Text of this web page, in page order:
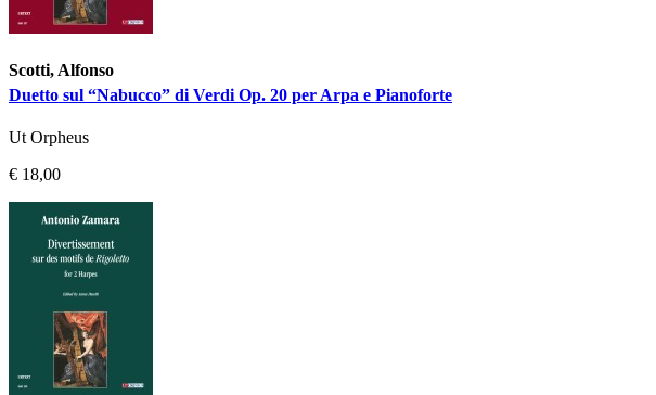
Scotti, Alfonso
Duetto sul “Nabucco” di Verdi Op. 20 per Arpa e Pianoforte
Ut Orpheus
€ 18,00